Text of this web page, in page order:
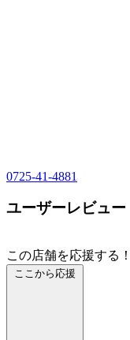
0725-41-4881
ユーザーレビュー
この店舗を応援する！
ここから応援